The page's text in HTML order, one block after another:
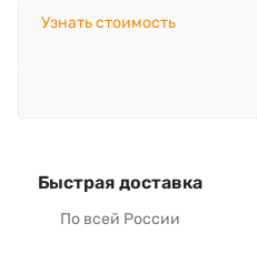
Узнать стоимость
Быстрая доставка
По всей России